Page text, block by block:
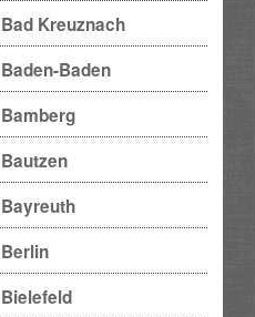
Bad Kreuznach
Baden-Baden
Bamberg
Bautzen
Bayreuth
Berlin
Bielefeld